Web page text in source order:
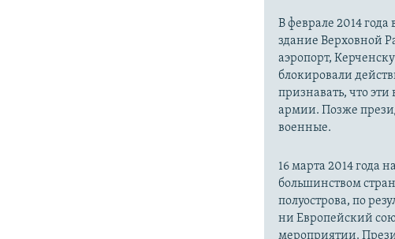
В феврале 2014
здание Верховной
аэропорт,
блокировали
признавать, что
армии. Позже
военные.
16 марта 2014 года
большинством
полуострова, по
ни Европейский
мероприятии.